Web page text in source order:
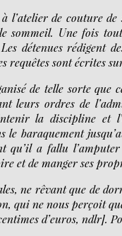
l’atelier de couture
sommeil. Une fois
détenues rédigent
requêtes sont écrites
de telle sorte que
leurs ordres de
la discipline et
baraquement
qu’il a fallu
et de manger ses
ne rêvant que de
qui ne nous perçoit
d’euros,